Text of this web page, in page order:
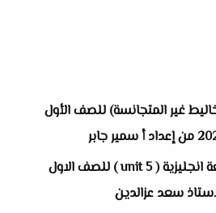
غير المتجانسة) للصف الأول
2 امتحان الكترونى لغة انجليزية ( unit 5 ) للصف الاول
سعد عزالدين